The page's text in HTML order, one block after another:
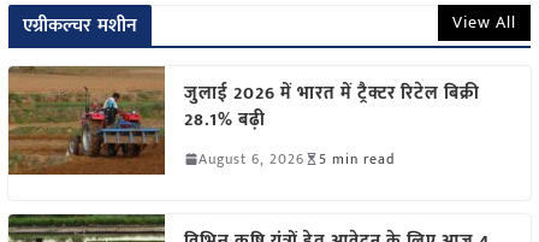
एग्रीकल्चर मशीन View All
जुलाई 2026 में भारत में ट्रैक्टर रिटेल बिक्री
28.1% बढ़ी
August 6, 2026 5 min read